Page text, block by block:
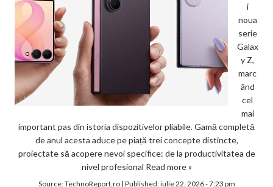
i
noua
serie
Galax
y Z,
marc
ând
cel
mai
important pas din istoria dispozitivelor pliabile. Gamă completă
de anul acesta aduce pe piață trei concepte distincte,
proiectate să acopere nevoi specifice: de la productivitatea de
nivel profesional Read more »
Source:TechnoReport.ro| Published:iulie 22, 2026 - 7:23 pm